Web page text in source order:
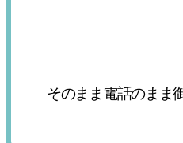
そのまま電話のまま